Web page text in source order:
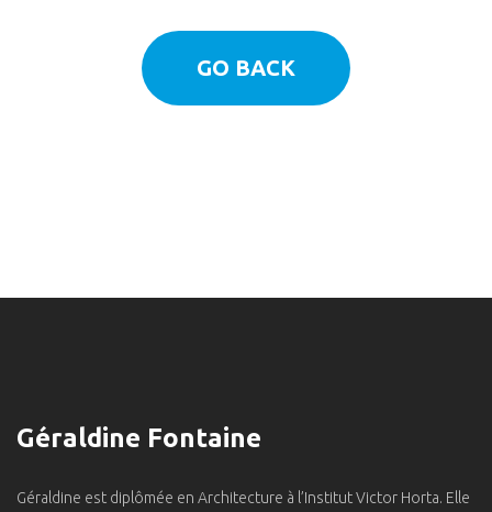
GO BACK
Géraldine Fontaine
Géraldine est diplômée en Architecture à l’Institut Victor Horta. Elle